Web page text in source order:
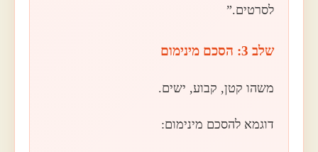
לסרטים.”
שלב 3: הסכם מינימום
משהו קטן, קבוע, ישים.
דוגמא להסכם מינימום: